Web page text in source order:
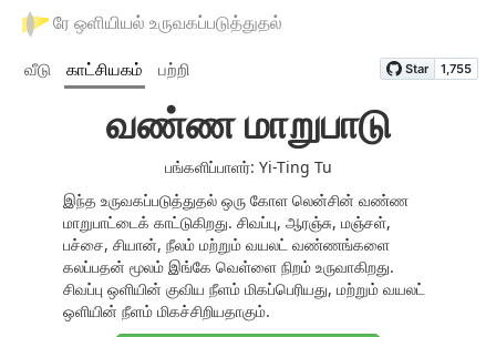
ரே ஒளியியல் உருவகப்படுத்துதல்
வீடு காட்சியகம் பற்றி
வண்ண மாறுபாடு
பங்களிப்பாளர்: Yi-Ting Tu
இந்த உருவகப்படுத்துதல் ஒரு கோள லென்சின் வண்ண
மாறுபாட்டைக் காட்டுகிறது. சிவப்பு, ஆரஞ்சு, மஞ்சள்,
பச்சை, சியான், நீலம் மற்றும் வயலட் வண்ணங்களை
கலப்பதன் மூலம் இங்கே வெள்ளை நிறம் உருவாகிறது.
சிவப்பு ஒளியின் குவிய நீளம் மிகப்பெரியது, மற்றும் வயலட்
ஒளியின் நீளம் மிகச்சிறியதாகும்.